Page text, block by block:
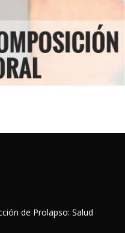
de Prolapso: Salud